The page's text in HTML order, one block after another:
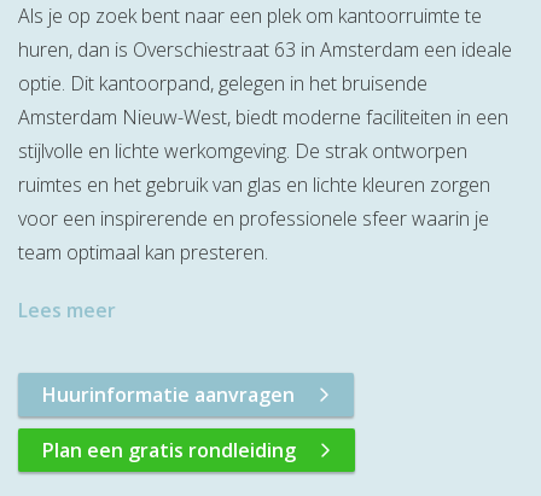
Als je op zoek bent naar een plek om kantoorruimte te
huren, dan is Overschiestraat 63 in Amsterdam een ideale
optie. Dit kantoorpand, gelegen in het bruisende
Amsterdam Nieuw-West, biedt moderne faciliteiten in een
stijlvolle en lichte werkomgeving. De strak ontworpen
ruimtes en het gebruik van glas en lichte kleuren zorgen
voor een inspirerende en professionele sfeer waarin je
team optimaal kan presteren.
Lees meer
Huurinformatie aanvragen
Plan een gratis rondleiding